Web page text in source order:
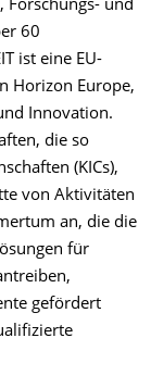
und
60
ist eine EU-
Horizon Europe,
Innovation.
die so
(KICs),
von Aktivitäten
an, die die
für
gefördert